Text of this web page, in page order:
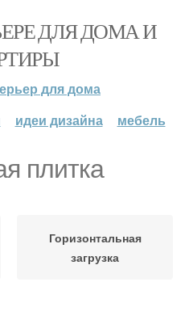
ДЛЯ ДОМА И
для дома
идеи дизайна мебель
плитка
Горизонтальная
загрузка